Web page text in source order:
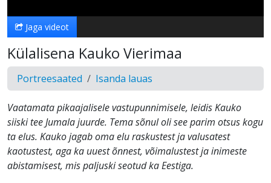
Jaga videot
Külalisena Kauko Vierimaa
Portreesaated Isanda lauas
Vaatamata pikaajalisele vastupunnimisele, leidis Kauko
siiski tee Jumala juurde. Tema sõnul oli see parim otsus kogu
ta elus. Kauko jagab oma elu raskustest ja valusatest
kaotustest, aga ka uuest õnnest, võimalustest ja inimeste
abistamisest, mis paljuski seotud ka Eestiga.